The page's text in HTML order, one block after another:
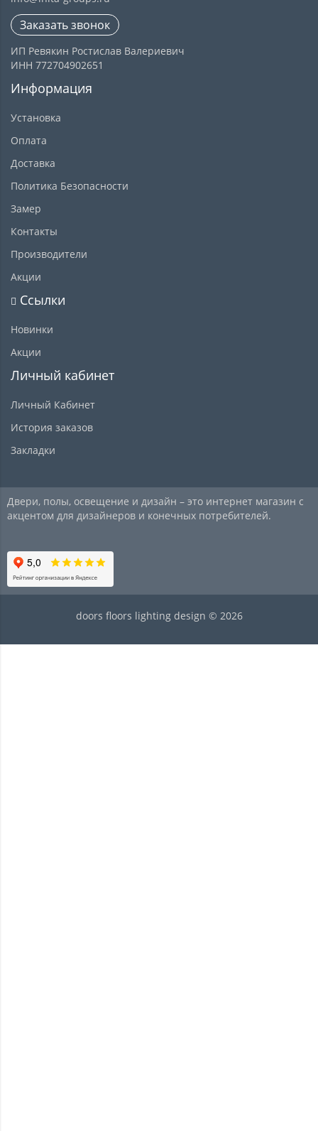
Заказать звонок
ИП Ревякин Ростислав Валериевич
ИНН 772704902651
Информация
Установка
Оплата
Доставка
Политика Безопасности
Замер
Контакты
Производители
Акции
Ссылки
Новинки
Акции
Личный кабинет
Личный Кабинет
История заказов
Закладки
Двери, полы, освещение и дизайн – это интернет магазин с
акцентом для дизайнеров и конечных потребителей.
doors floors lighting design © 2026